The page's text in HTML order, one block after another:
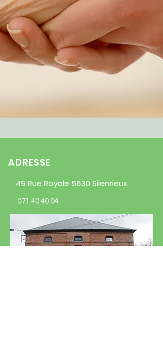
ADRESSE
49 Rue Royale 5630 Silenrieux
071 40 40 04